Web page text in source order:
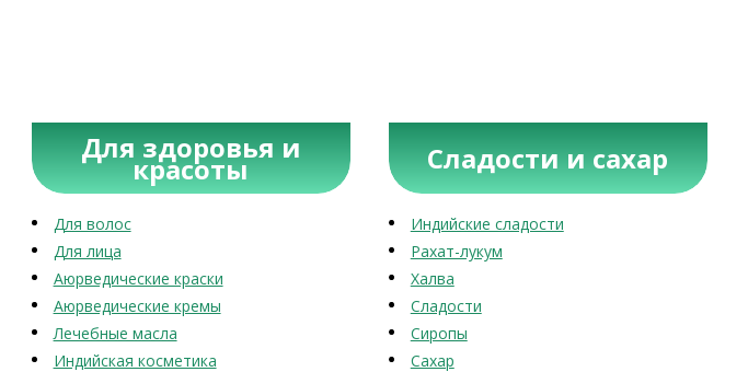
Для здоровья и
красоты
Для волос
Для лица
Аюрведические краски
Аюрведические кремы
Лечебные масла
Индийская косметика
Сладости и сахар
Индийские сладости
Рахат-лукум
Халва
Сладости
Сиропы
Сахар